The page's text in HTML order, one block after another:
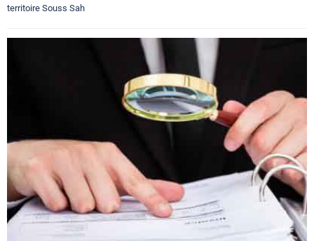
territoire Souss Sah